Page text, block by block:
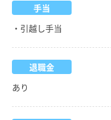
手当
・引越し手当
退職金
あり